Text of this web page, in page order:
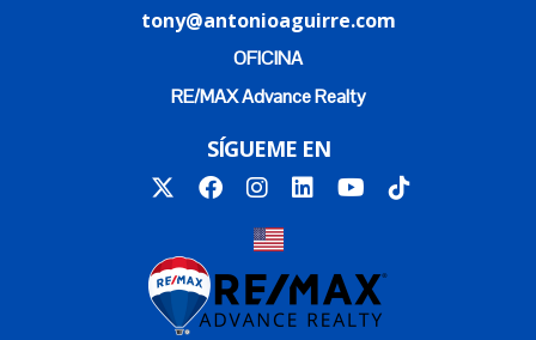
tony@antonioaguirre.com
OFICINA
RE/MAX Advance Realty
SÍGUEME EN